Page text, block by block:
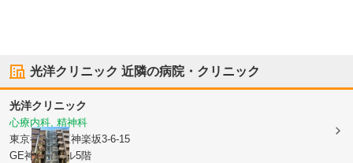
光洋クリニック 近隣の病院・クリニック
光洋クリニック
心療内科, 精神科
東京都新宿区神楽坂3-6-15
GE神楽坂ビル5階